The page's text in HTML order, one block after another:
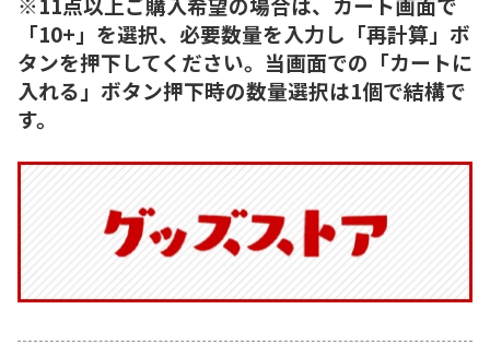
「10+」を選択、必要数量を入力し「再計算」ボ
タンを押下してください。当画面での「カートに
入れる」ボタン押下時の数量選択は1個で結構で
す。